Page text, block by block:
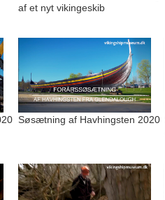
af et nyt vikingeskib
Søsætning af Havhingsten 2020